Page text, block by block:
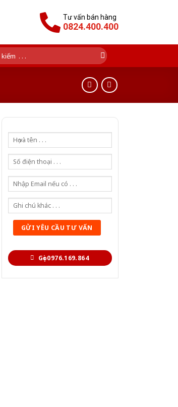
Tư vấn bán hàng
0824.400.400
Gọi 0976.169.864